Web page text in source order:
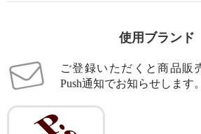
使用ブランド
ご登録いただくと商品販
Push通知でお知らせします。